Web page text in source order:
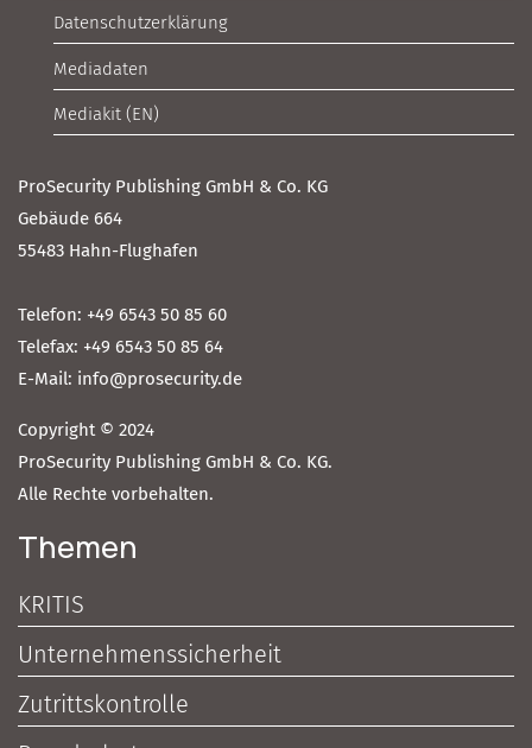
Datenschutzerklärung
Mediadaten
Mediakit (EN)
ProSecurity Publishing GmbH & Co. KG
Gebäude 664
55483 Hahn-Flughafen
Telefon: +49 6543 50 85 60
Telefax: +49 6543 50 85 64
E-Mail: info@prosecurity.de
Copyright © 2024
ProSecurity Publishing GmbH & Co. KG.
Alle Rechte vorbehalten.
Themen
KRITIS
Unternehmenssicherheit
Zutrittskontrolle